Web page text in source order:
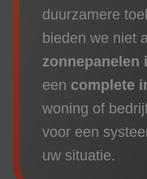
Particulier
Over ons
Actueel
duurzamere
bieden we niet
zonnepanelen
een complete
woning of
voor een
uw situatie.